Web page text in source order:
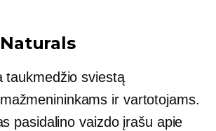
taukmedžio sviestą
ir vartotojams.
pasidalino vaizdo įrašu apie